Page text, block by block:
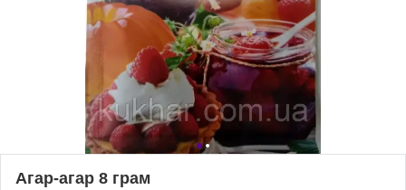
Агар-агар 8 грам